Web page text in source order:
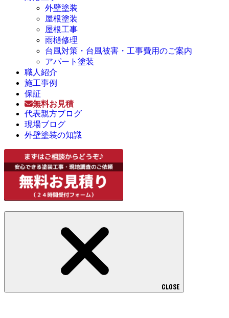
外壁塗装
屋根塗装
屋根工事
雨樋修理
台風対策・台風被害・工事費用のご案内
アパート塗装
職人紹介
施工事例
保証
無料お見積
代表親方ブログ
現場ブログ
外壁塗装の知識
CLOSE